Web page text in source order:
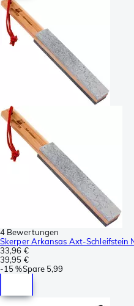
4 Bewertungen
Skerper Arkansas Axt-Schleifstein
33,96 €
39,95 €
-15 %Spare 5,99